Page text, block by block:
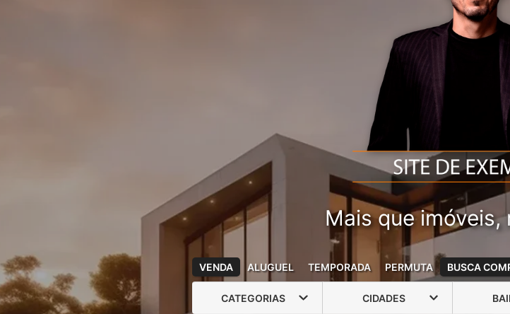
Mais que imóveis,
VENDA ALUGUEL TEMPORADA PERMUTA BUSCA
CATEGORIAS CIDADES